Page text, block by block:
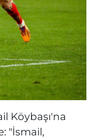
Köybaşı'na
"İsmail,